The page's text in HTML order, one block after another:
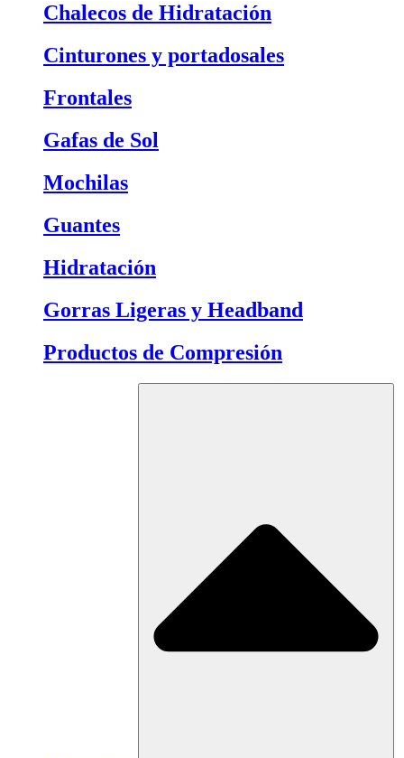
Chalecos de Hidratación
Cinturones y portadosales
Frontales
Gafas de Sol
Mochilas
Guantes
Hidratación
Gorras Ligeras y Headband
Productos de Compresión